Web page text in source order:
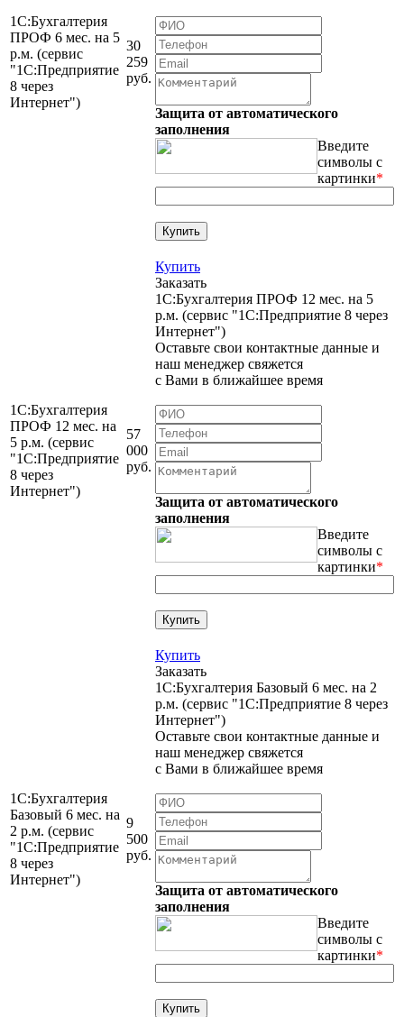
1С:Бухгалтерия
ПРОФ 6 мес. на 5
р.м. (сервис
"1С:Предприятие
8 через
Интернет")
30
259
руб.
Защита от автоматического
заполнения
Введите
символы с
картинки*
1С:Бухгалтерия
ПРОФ 12 мес. на
5 р.м. (сервис
"1С:Предприятие
8 через
Интернет")
57
000
руб.
Купить
Заказать
1С:Бухгалтерия ПРОФ 12 мес. на 5
р.м. (сервис "1С:Предприятие 8 через
Интернет")
Оставьте свои контактные данные и
наш менеджер свяжется
с Вами в ближайшее время
Защита от автоматического
заполнения
Введите
символы с
картинки*
1С:Бухгалтерия
Базовый 6 мес. на
2 р.м. (сервис
"1С:Предприятие
8 через
Интернет")
9
500
руб.
Купить
Заказать
1С:Бухгалтерия Базовый 6 мес. на 2
р.м. (сервис "1С:Предприятие 8 через
Интернет")
Оставьте свои контактные данные и
наш менеджер свяжется
с Вами в ближайшее время
Защита от автоматического
заполнения
Введите
символы с
картинки*